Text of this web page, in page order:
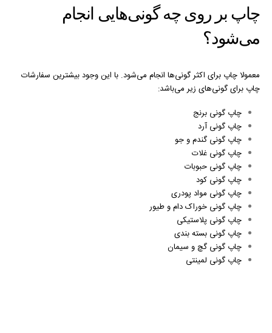
چاپ بر روی چه گونی‌هایی انجام
می‌شود؟
معمولا چاپ برای اکثر گونی‌ها انجام می‌شود. با این وجود بیشترین سفارشات
چاپ برای گونی‌های زیر می‌باشد:
چاپ گونی برنج
چاپ گونی آرد
چاپ گونی گندم و جو
چاپ گونی غلات
چاپ گونی حبوبات
چاپ گونی کود
چاپ گونی مواد پودری
چاپ گونی خوراک دام و طیور
چاپ گونی پلاستیکی
چاپ گونی بسته بندی
چاپ گونی گچ و سیمان
چاپ گونی لمینتی